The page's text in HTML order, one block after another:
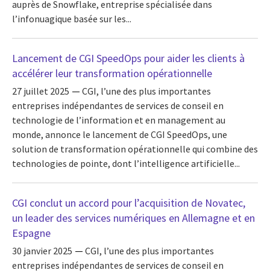
auprès de Snowflake, entreprise spécialisée dans
l’infonuagique basée sur les...
Lancement de CGI SpeedOps pour aider les clients à
accélérer leur transformation opérationnelle
27 juillet 2025
CGI, l’une des plus importantes
entreprises indépendantes de services de conseil en
technologie de l’information et en management au
monde, annonce le lancement de CGI SpeedOps, une
solution de transformation opérationnelle qui combine des
technologies de pointe, dont l’intelligence artificielle...
CGI conclut un accord pour l’acquisition de Novatec,
un leader des services numériques en Allemagne et en
Espagne
30 janvier 2025
CGI, l’une des plus importantes
entreprises indépendantes de services de conseil en